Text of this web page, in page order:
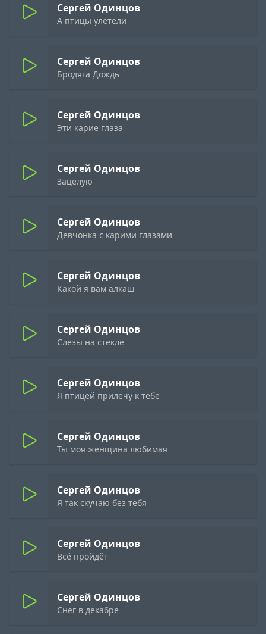
Сергей Одинцов
А птицы улетели
Сергей Одинцов
Бродяга Дождь
Сергей Одинцов
Эти карие глаза
Сергей Одинцов
Зацелую
Сергей Одинцов
Девчонка с карими глазами
Сергей Одинцов
Какой я вам алкаш
Сергей Одинцов
Слёзы на стекле
Сергей Одинцов
Я птицей прилечу к тебе
Сергей Одинцов
Ты моя женщина любимая
Сергей Одинцов
Я так скучаю без тебя
Сергей Одинцов
Всё пройдёт
Сергей Одинцов
Снег в декабре